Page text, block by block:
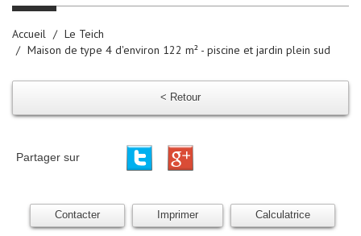
Accueil
Le Teich
Maison de type 4 d'environ 122 m² - piscine et jardin plein sud
< Retour
Partager sur
Contacter Imprimer Calculatrice